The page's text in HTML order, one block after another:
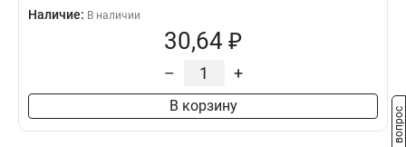
Наличие: В наличии
30,64 ₽
– +
В корзину